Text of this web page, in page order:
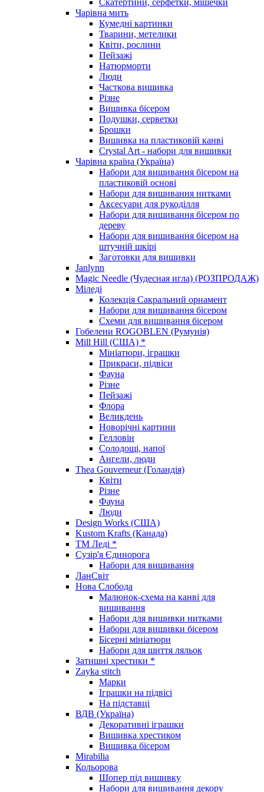
Чарiвна мить
Кумедні картинки
Тварини, метелики
Квіти, рослини
Пейзажі
Натюрморти
Люди
Часткова вишивка
Різне
Вишивка бісером
Подушки, серветки
Брошки
Вишивка на пластиковій канві
Crystal Art - набори для вишивки
Чарівна країна (Україна)
Набори для вишивання бісером на
пластиковій основі
Набори для вишивання нитками
Аксесуари для рукоділля
Набори для вишивання бісером по
дереву
Набори для вишивання бісером на
штучній шкірі
Заготовки для вишивки
Janlynn
Magic Needle (Чудесная игла) (РОЗПРОДАЖ)
Міледі
Колекція Сакральний орнамент
Набори для вишивання бісером
Схеми для вишивання бісером
Гобелени ROGOBLEN (Румунія)
Mill Hill (США) *
Мініатюри, іграшки
Прикраси, підвіси
Фауна
Різне
Пейзажі
Флора
Великдень
Новорічні картини
Гелловін
Солодощі, напої
Ангели, люди
Thea Gouverneur (Голандія)
Квіти
Різне
Фауна
Люди
Design Works (США)
Kustom Krafts (Канада)
ТМ Леді *
Сузір'я Єдинорога
Набори для вишивання
ЛанСвіт
Нова Слобода
Малюнок-схема на канві для
вишивання
Набори для вишивки нитками
Набори для вишивки бісером
Бісерні мініатюри
Набори для шиття ляльок
Затишні хрестики *
Zayka stitch
Марки
Іграшки на підвісі
На підставці
ВДВ (Україна)
Декоративні іграшки
Вишивка хрестиком
Вишивка бісером
Mirabilia
Кольорова
Шопер під вишивку
Набори для вишивання декору